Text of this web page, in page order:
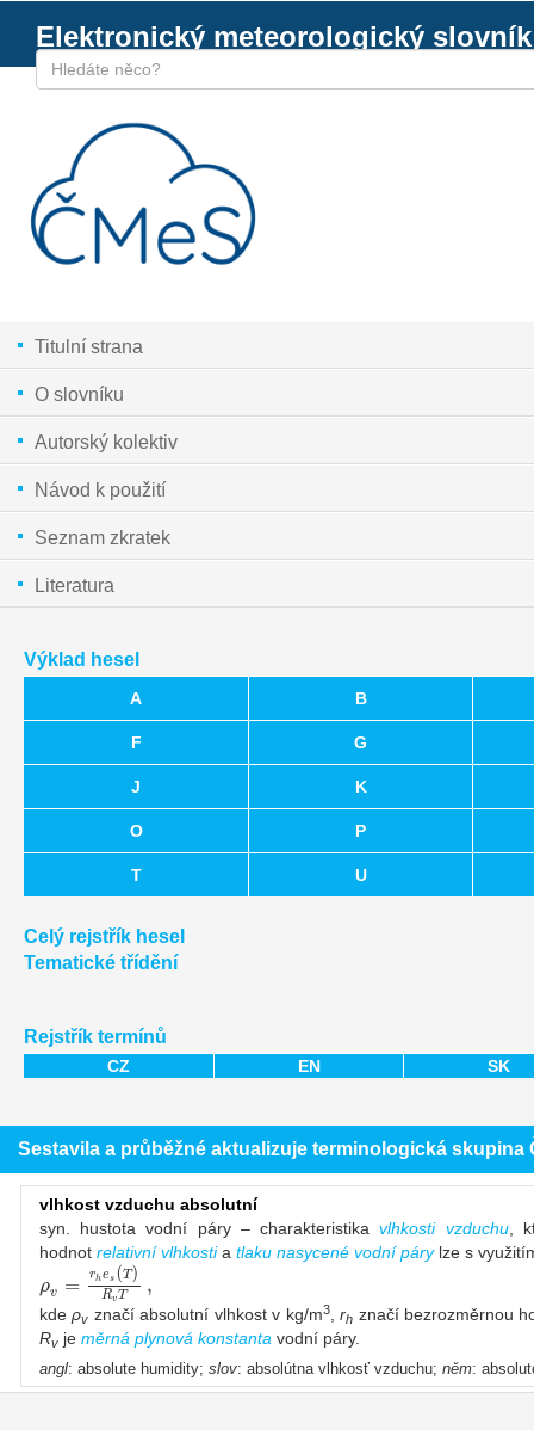
Elektronický meteorologický slovník
Titulní strana
O slovníku
Autorský kolektiv
Návod k použití
Seznam zkratek
Literatura
Výklad hesel
A B
F G
J K
O P
T U
Celý rejstřík hesel
Tematické třídění
Rejstřík termínů
CZ EN SK
Sestavila a průběžné aktualizuje terminologická
vlhkost vzduchu absolutní
syn. hustota vodní páry – charakteristikavlhkosti vzduchu,
hodnot relativní vlhkostia tlaku nasycené vodní párylze s
ρv = rhes(T)
RvT ,
kdeρv značí absolutní vlhkost v kg/m3,rh značí bezrozměrnou
Rv je měrná plynová konstanta vodní páry.
angl: absolute humidity; slov: absolútna vlhkosť vzduchu; něm: